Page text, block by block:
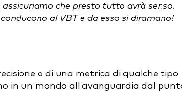
che presto tutto avrà senso.
al VBT e da esso si diramano!
o di una metrica di qualche tipo
in un mondo all’avanguardia dal